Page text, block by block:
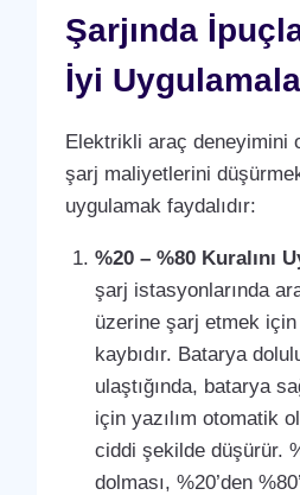
Şarjında
İyi
Elektrikli araç deneyimini
şarj maliyetlerini
uygulamak faydalıdır:
%20 – %80 Kuralını
şarj istasyonlarında
üzerine şarj etmek
kaybıdır. Batarya
ulaştığında, batarya
için yazılım otomatik
ciddi şekilde düşürür.
dolması, %20’den